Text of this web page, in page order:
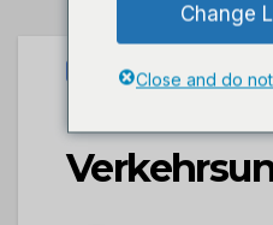
UNCATEGORIZED
POL-
Change
Close and do